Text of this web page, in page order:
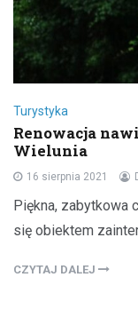
Turystyka
Renowacja
Wielunia
16 sierpnia 2021
Piękna, zabytkowa
się obiektem
CZYTAJ DALEJ